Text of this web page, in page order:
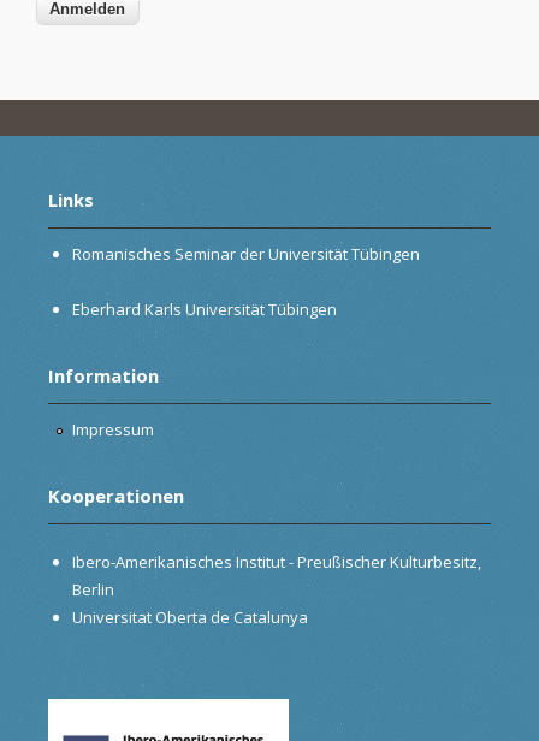
Links
Romanisches Seminar der Universität Tübingen
Eberhard Karls Universität Tübingen
Information
Impressum
Kooperationen
Ibero-Amerikanisches Institut - Preußischer Kulturbesitz,
Berlin
Universitat Oberta de Catalunya